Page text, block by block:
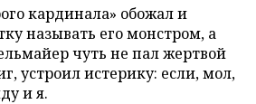
кардинала» обожал и
называть его монстром, а
чуть не пал жертвой
устроил истерику: если, мол,
и я.